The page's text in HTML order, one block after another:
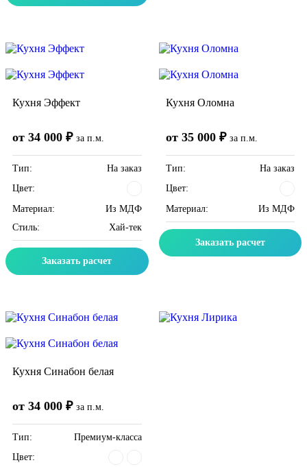
Кухня Эффект
от 34 000 ₽ за п.м.
Тип:
На заказ
Цвет:
Материал:
Из МДФ
Стиль:
Хай-тек
Заказать расчет
Кухня Оломна
от 35 000 ₽ за п.м.
Тип:
На заказ
Цвет:
Материал:
Из МДФ
Заказать расчет
Кухня Синабон белая
от 34 000 ₽ за п.м.
Тип:
Премиум-класса
Цвет: